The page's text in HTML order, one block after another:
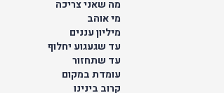
מה שאני צריכה
מי אוהב
מיליון עננים
עד שגעגוע יחלוף
עד שתחזור
עומדת במקום
קרוב בינינו